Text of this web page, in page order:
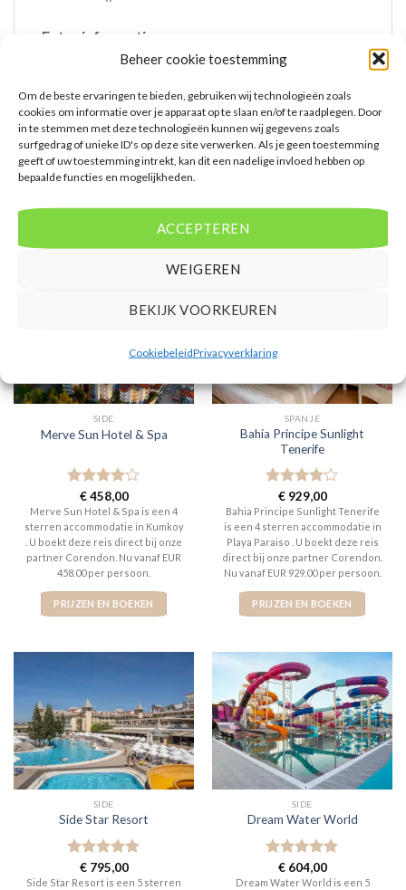
Beheer cookie toestemming
Om de beste ervaringen te bieden, gebruiken wij technologieën zoals
cookies om informatie over je apparaat op te slaan en/of te raadplegen. Door
in te stemmen met deze technologieën kunnen wij gegevens zoals
surfgedrag of unieke ID's op deze site verwerken. Als je geen toestemming
geeft of uw toestemming intrekt, kan dit een nadelige invloed hebben op
bepaalde functies en mogelijkheden.
ACCEPTEREN
WEIGEREN
BEKIJK VOORKEUREN
CookiebeleidPrivacyverklaring
Extra informatie
Bovenstaande prijs is op basis van 8 dagen
Mensen beoordelen deze reis met een 8,5
Vertrek vanaf GRQ
GERELATEERDE PRODUCTEN
SIDE
Merve Sun Hotel & Spa
Gewaardeerd
4uit 5
€458,00
Merve Sun Hotel & Spa is een 4
sterren accommodatie in Kumkoy
. U boekt deze reis direct bij onze
partner Corendon. Nu vanaf EUR
458.00 per persoon.
PRIJZEN EN BOEKEN
SPANJE
Bahia Principe Sunlight
Tenerife
Gewaardeerd
4uit 5
€929,00
Bahia Principe Sunlight Tenerife
is een 4 sterren accommodatie in
Playa Paraiso . U boekt deze reis
direct bij onze partner Corendon.
Nu vanaf EUR 929.00 per persoon.
PRIJZEN EN BOEKEN
SIDE
Side Star Resort
Gewaardeerd
5uit 5
€795,00
Side Star Resort is een 5 sterren
SIDE
Dream Water World
Gewaardeerd
5uit 5
€604,00
Dream Water World is een 5